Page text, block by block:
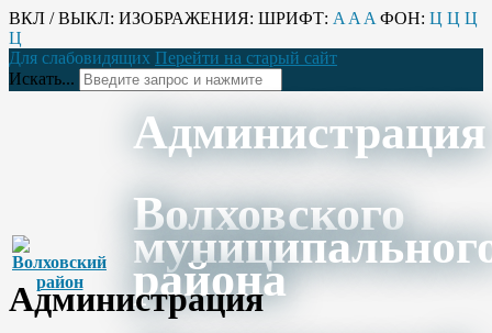
ВКЛ / ВЫКЛ: ИЗОБРАЖЕНИЯ: ШРИФТ: A A A ФОН: Ц Ц Ц
Ц
Для слабовидящих Перейти на старый сайт
Искать...
Администрация
Волховского
района
Администрация